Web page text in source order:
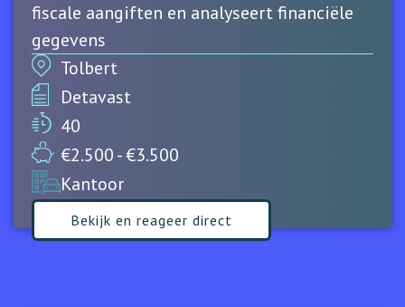
fiscale aangiften en analyseert financiële
gegevens
Tolbert
Detavast
40
€2.500 - €3.500
Kantoor
Bekijk en reageer direct